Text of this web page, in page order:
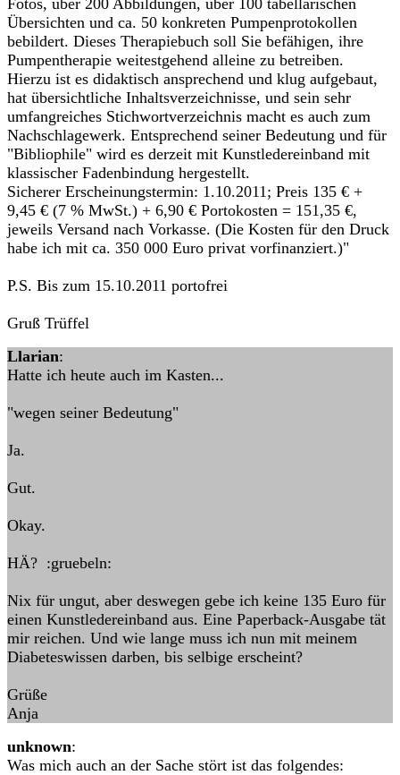
Fotos, über 200 Abbildungen, über 100 tabellarischen
Übersichten und ca. 50 konkreten Pumpenprotokollen
bebildert. Dieses Therapiebuch soll Sie befähigen, ihre
Pumpentherapie weitestgehend alleine zu betreiben.
Hierzu ist es didaktisch ansprechend und klug aufgebaut,
hat übersichtliche Inhaltsverzeichnisse, und sein sehr
umfangreiches Stichwortverzeichnis macht es auch zum
Nachschlagewerk. Entsprechend seiner Bedeutung und für
"Bibliophile" wird es derzeit mit Kunstledereinband mit
klassischer Fadenbindung hergestellt.
Sicherer Erscheinungstermin: 1.10.2011; Preis 135 € +
9,45 € (7 % MwSt.) + 6,90 € Portokosten = 151,35 €,
jeweils Versand nach Vorkasse. (Die Kosten für den Druck
habe ich mit ca. 350 000 Euro privat vorfinanziert.)"
P.S. Bis zum 15.10.2011 portofrei
Gruß Trüffel
Llarian:
Hatte ich heute auch im Kasten...
"wegen seiner Bedeutung"
Ja.
Gut.
Okay.
HÄ? :gruebeln:
Nix für ungut, aber deswegen gebe ich keine 135 Euro für
einen Kunstledereinband aus. Eine Paperback-Ausgabe tät
mir reichen. Und wie lange muss ich nun mit meinem
Diabeteswissen darben, bis selbige erscheint?
Grüße
Anja
unknown:
Was mich auch an der Sache stört ist das folgendes: